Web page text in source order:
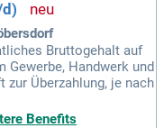
Bruttogehalt auf
Handwerk und
Überzahlung, je nach
Benefits